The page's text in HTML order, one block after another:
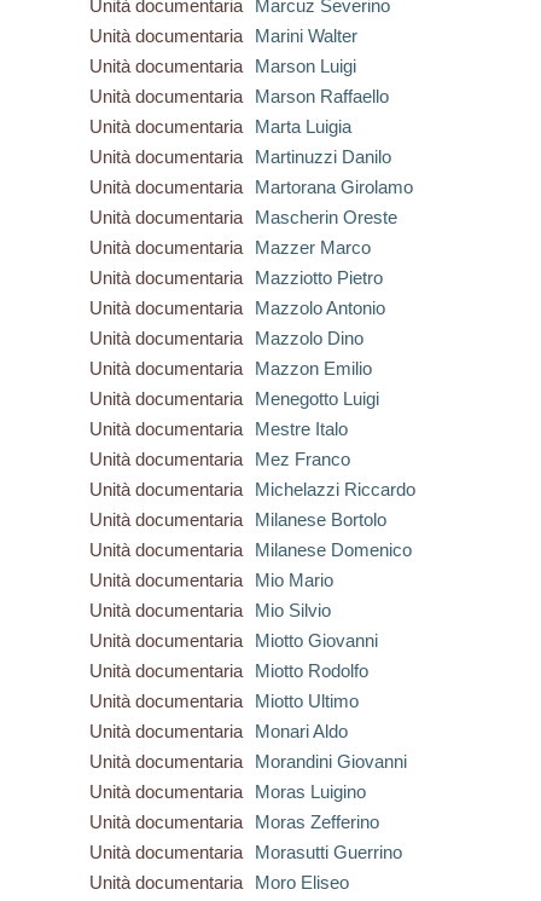
Unità documentaria
Marcuz Severino
Unità documentaria
Marini Walter
Unità documentaria
Marson Luigi
Unità documentaria
Marson Raffaello
Unità documentaria
Marta Luigia
Unità documentaria
Martinuzzi Danilo
Unità documentaria
Martorana Girolamo
Unità documentaria
Mascherin Oreste
Unità documentaria
Mazzer Marco
Unità documentaria
Mazziotto Pietro
Unità documentaria
Mazzolo Antonio
Unità documentaria
Mazzolo Dino
Unità documentaria
Mazzon Emilio
Unità documentaria
Menegotto Luigi
Unità documentaria
Mestre Italo
Unità documentaria
Mez Franco
Unità documentaria
Michelazzi Riccardo
Unità documentaria
Milanese Bortolo
Unità documentaria
Milanese Domenico
Unità documentaria
Mio Mario
Unità documentaria
Mio Silvio
Unità documentaria
Miotto Giovanni
Unità documentaria
Miotto Rodolfo
Unità documentaria
Miotto Ultimo
Unità documentaria
Monari Aldo
Unità documentaria
Morandini Giovanni
Unità documentaria
Moras Luigino
Unità documentaria
Moras Zefferino
Unità documentaria
Morasutti Guerrino
Unità documentaria
Moro Eliseo